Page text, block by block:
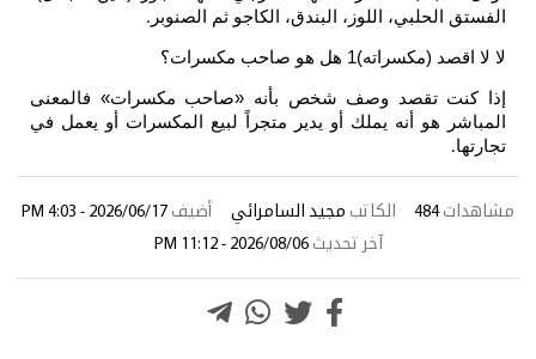
الحلبي، اللوز، البندق، الكاجو ثم الصنوبر.
هل هو صاحب مكسرات؟
تقصد وصف شخص بأنه «صاحب مكسرات» فالمعنى
هو أنه يملك أو يدير متجراً لبيع المكسرات أو يعمل في
484 الكاتب مجيد السامرائي أضيف 2026/06/17 - 4:03 PM
آخر تحديث 2026/08/06 - 11:12 PM